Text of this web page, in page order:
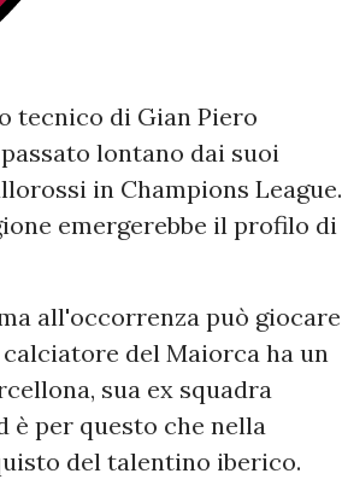
tecnico di Gian Piero
lontano dai suoi
in Champions League.
emergerebbe il profilo di
all'occorrenza può giocare
del Maiorca ha un
​​sua ex squadra
è per questo che nella
del talentino iberico.